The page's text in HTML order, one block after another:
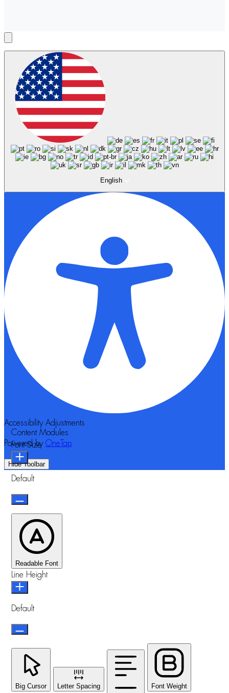
English
Accessibility Adjustments
Powered by OneTap
Hide Toolbar
Content Modules
Font Size
Default
Readable Font
Line Height
Default
Big Cursor Letter Spacing Font Weight